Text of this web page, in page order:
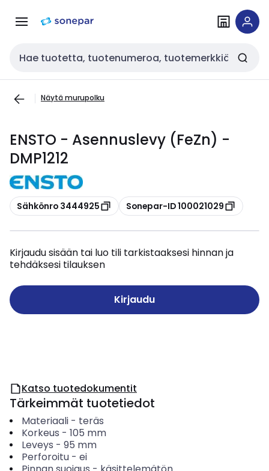
navigointiinsisältöön
Haku
Näytä murupolku
ENSTO - Asennuslevy (FeZn) -
DMP1212
Kopioi
Sähkönro 3444925 Kopioi
Sonepar-ID 100021029
Kirjaudu sisään tai luo tili tarkistaaksesi hinnan ja
tehdäksesi tilauksen
Kirjaudu
Katso tuotedokumentit
Tärkeimmät tuotetiedot
Materiaali- teräs
Korkeus - 105 mm
Leveys - 95 mm
Perforoitu- ei